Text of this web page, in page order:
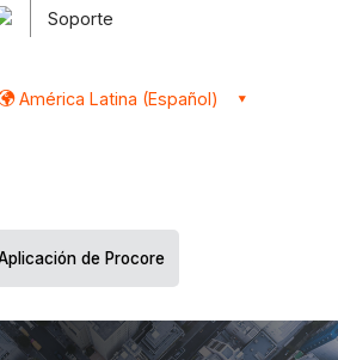
Soporte
América Latina (Español)
de Procore